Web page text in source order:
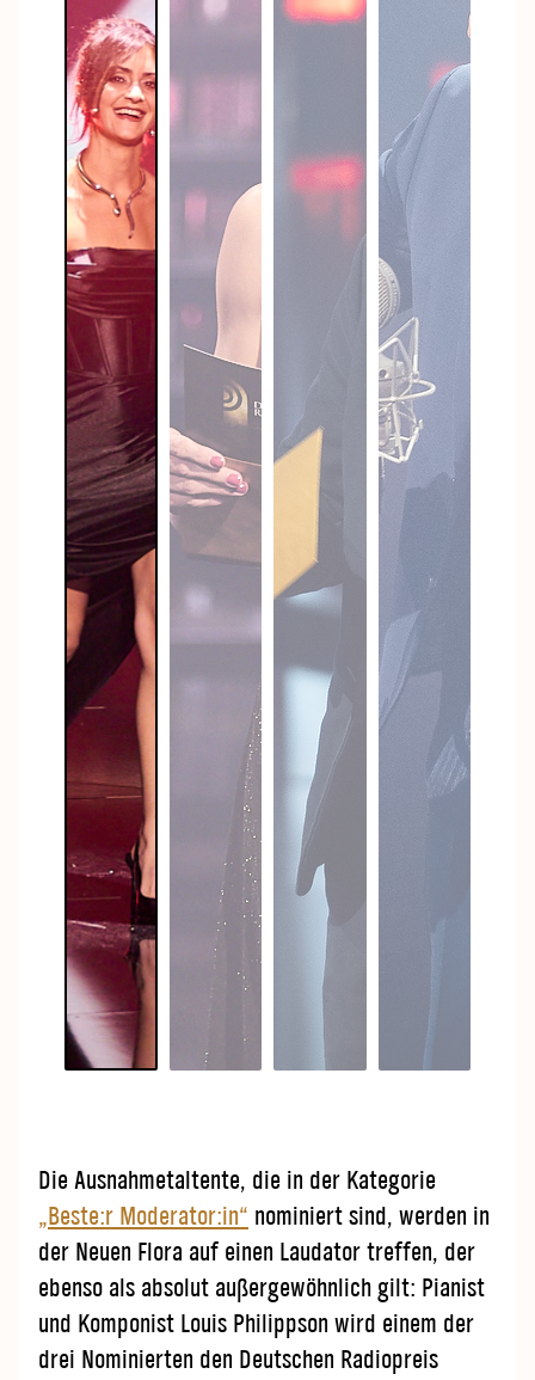
Die Ausnahmetaltente, die in der Kategorie
„Beste:r Moderator:in“ nominiert sind, werden in
der Neuen Flora auf einen Laudator treffen, der
ebenso als absolut außergewöhnlich gilt: Pianist
und Komponist Louis Philippson wird einem der
drei Nominierten den Deutschen Radiopreis